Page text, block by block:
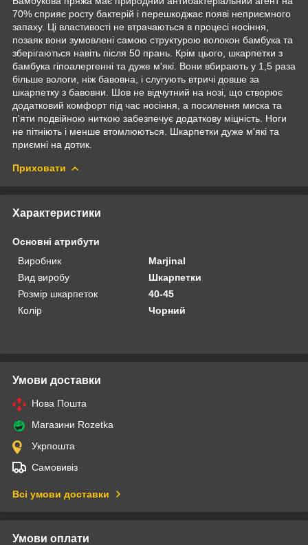
70% сприяє росту бактерій і перешкоджає появі неприємного
запаху. Ці властивості не втрачаються в процесі носіння,
позаяк вони зумовлені самою структурою волокон бамбука та
зберігаються навіть після 50 прань. Крім цього, шкарпетки з
бамбука гіпоалергенні та дуже м'які. Вони вбирають у 1,5 раза
більше вологи, ніж бавовна, і слугують втричі довше за
шкарпетку з бавовни. Шов не відчутний на нозі, що створює
додатковий комфорт під час носіння, а посилення миска та
п'яти подвійною ниткою забезпечує додаткову міцність. Ноги
не пітніють і менше втомлюються. Шкарпетки дуже м'які та
приємні на дотик.
Приховати
Характеристики
Основні атрибути
Виробник
Marjinal
Вид виробу
Шкарпетки
Розмір шкарпеток
40-45
Колір
Чорний
Умови доставки
Нова Пошта
Магазини Rozetka
Укрпошта
Самовивіз
Всі умови доставки
Умови оплати